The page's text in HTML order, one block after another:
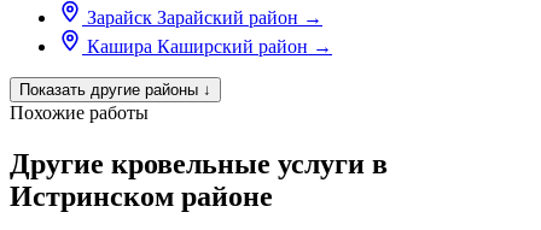
Зарайск Зарайский район →
Кашира Каширский район →
Показать другие районы ↓
Похожие работы
Другие кровельные услуги в
Истринском районе